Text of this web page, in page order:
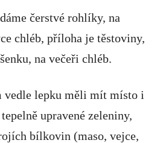
čerstvé rohlíky, na
chléb, příloha je těstoviny,
na večeři chléb.
lepku měli mít místo i
upravené zeleniny,
bílkovin (maso, vejce,